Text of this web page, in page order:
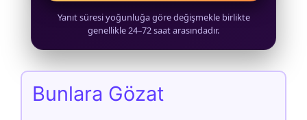
Yanıt süresi yoğunluğa göre değişmekle birlikte
genellikle 24–72 saat arasındadır.
Bunlara Gözat